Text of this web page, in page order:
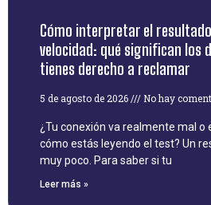
Cómo interpretar el
velocidad: qué significan los
tienes derecho a reclamar
5 de agosto de 2026 No hay
¿Tu conexión va realmente mal o
cómo estás leyendo el test? Un
muy poco. Para saber si tu
Leer más »